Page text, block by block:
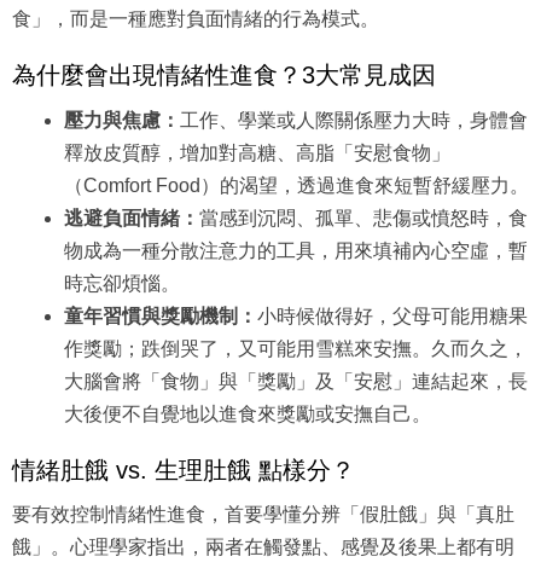
食」，而是一種應對負面情緒的行為模式。
為什麼會出現情緒性進食？3大常見成因
壓力與焦慮： 工作、學業或人際關係壓力大時，身體會
釋放皮質醇，增加對高糖、高脂「安慰食物」
（Comfort Food）的渴望，透過進食來短暫舒緩壓力。
逃避負面情緒： 當感到沉悶、孤單、悲傷或憤怒時，食
物成為一種分散注意力的工具，用來填補內心空虛，暫
時忘卻煩惱。
童年習慣與獎勵機制： 小時候做得好，父母可能用糖果
作獎勵；跌倒哭了，又可能用雪糕來安撫。久而久之，
大腦會將「食物」與「獎勵」及「安慰」連結起來，長
大後便不自覺地以進食來獎勵或安撫自己。
情緒肚餓 vs. 生理肚餓 點樣分？
要有效控制情緒性進食，首要學懂分辨「假肚餓」與「真肚
餓」。心理學家指出，兩者在觸發點、感覺及後果上都有明